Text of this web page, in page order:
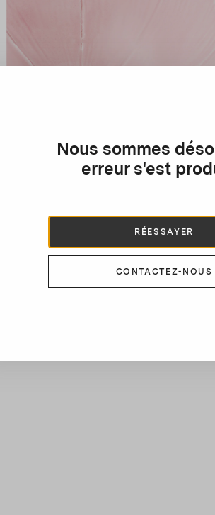
Nous sommes
erreur s'est
RÉESSAYER
CONTACTEZ-NOUS